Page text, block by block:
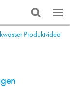
Produktvideo